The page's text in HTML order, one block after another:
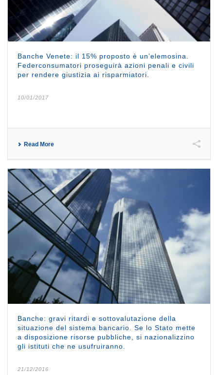
Banche Venete: il 15% proposto è un’elemosina.
Federconsumatori proseguirà azioni penali e civili
per rendere giustizia ai risparmiatori.
10/01/2017
Read More
Banche: gravi ritardi e sottovalutazione della
situazione del sistema bancario. Se lo Stato mette
a disposizione risorse pubbliche, si nazionalizzino
gli istituti che ne usufruiranno.
21/12/2016